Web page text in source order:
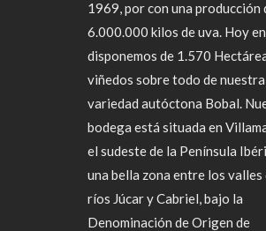
1969, por con una producción
6.000.000 kilos de uva. Hoy
disponemos de 1.570
viñedos sobre todo de nuestra
variedad autóctona Bobal.
bodega está situada en
el sudeste de la Península
una bella zona entre los valles
ríos Júcar y Cabriel, bajo la
Denominación de Origen de